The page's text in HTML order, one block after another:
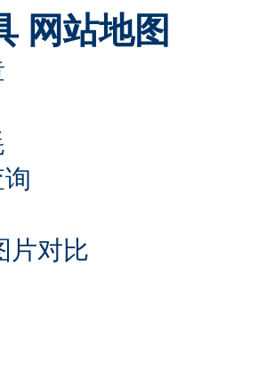
网站地图
片对比